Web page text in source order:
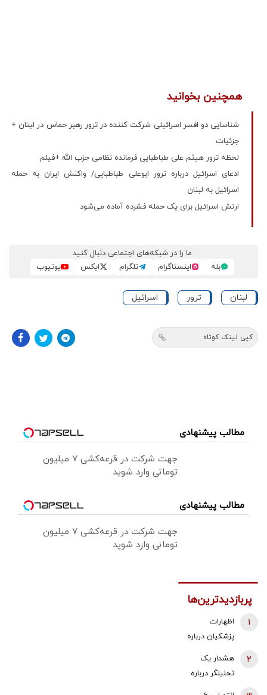
همچنین بخوانید
شناسایی دو افسر اسرائیلی شرکت کننده در ترور رهبر حماس در لبنان +
جزئیات
لحظه ترور هیثم علی طباطبایی فرمانده نظامی حزب الله +فیلم
ادعای اسرائیل درباره ترور ابوعلی طباطبایی/ واکنش ایران به حمله
اسرائیل به لبنان
ارتش اسرائیل برای یک حمله فشرده آماده می‌شود
ما را در شبکه‌های اجتماعی دنبال کنید
بله
اینستاگرام تلگرام ایکس یوتیوب
لبنان ترور اسرائیل
کپی لینک کوتاه
مطالب پیشنهادی
جهت شرکت در قرعه‌کشی ۷ میلیون
تومانی وارد شوید
مطالب پیشنهادی
جهت شرکت در قرعه‌کشی ۷ میلیون
تومانی وارد شوید
پربازدیدترین‌ها
اظهارات
پزشکیان درباره
سلامت رهبر
انقلاب/ جزئیات
1
هشدار یک
تحلیلگر درباره
2